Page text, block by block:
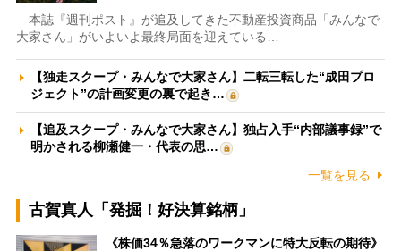
本誌『週刊ポスト』が追及してきた不動産投資商品「みんなで
大家さん」がいよいよ最終局面を迎えている…
【独走スクープ・みんなで大家さん】二転三転した“成田プロ
ジェクト”の計画変更の裏で起き…
【追及スクープ・みんなで大家さん】独占入手“内部議事録”で
明かされる柳瀬健一・代表の思…
一覧を見る
古賀真人「発掘！好決算銘柄」
《株価34％急落のワークマンに特大反転の期待》